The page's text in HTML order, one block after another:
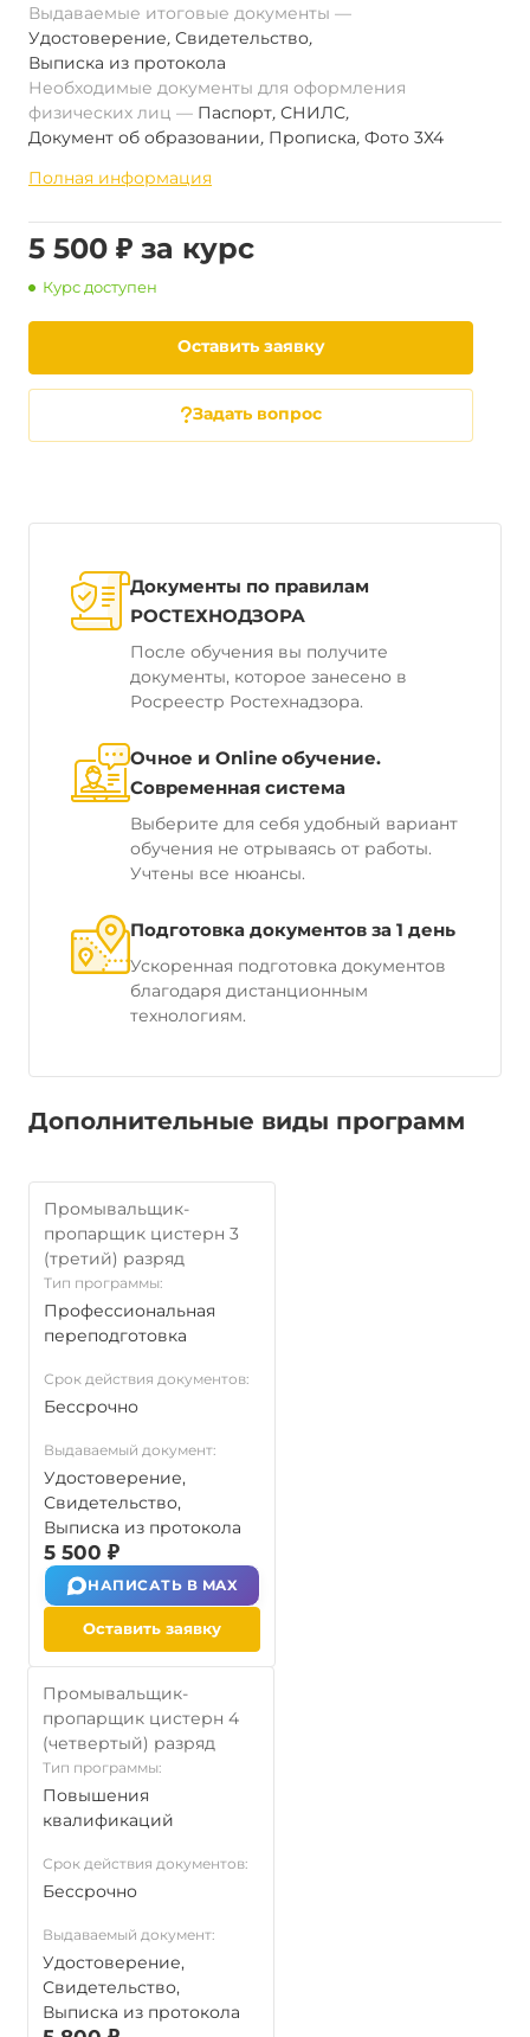
Выдаваемые итоговые документы
Удостоверение, Свидетельство,
Выписка из протокола
Необходимые документы для оформления
физических лиц
Паспорт, СНИЛС,
Документ об образовании, Прописка, Фото 3Х4
Полная информация
5 500 ₽ за курс
Курс доступен
Оставить заявку
Задать вопрос
Документы по правилам
РОСТЕХНОДЗОРА
После обучения вы получите
документы, которое занесено в
Росреестр Ростехнадзора.
Очное и Online обучение.
Современная система
Выберите для себя удобный вариант
обучения не отрываясь от работы.
Учтены все нюансы.
Подготовка документов за 1 день
Ускоренная подготовка документов
благодаря дистанционным
технологиям.
Дополнительные виды программ
Промывальщик-
пропарщик цистерн 3
(третий) разряд
Тип программы:
Профессиональная
переподготовка
Срок действия документов:
Бессрочно
Выдаваемый документ:
Удостоверение,
Свидетельство,
Выписка из протокола
5 500 ₽
НАПИСАТЬ В MAX
Оставить заявку
Промывальщик-
пропарщик цистерн 4
(четвертый) разряд
Тип программы:
Повышения
квалификаций
Срок действия документов:
Бессрочно
Выдаваемый документ:
Удостоверение,
Свидетельство,
Выписка из протокола